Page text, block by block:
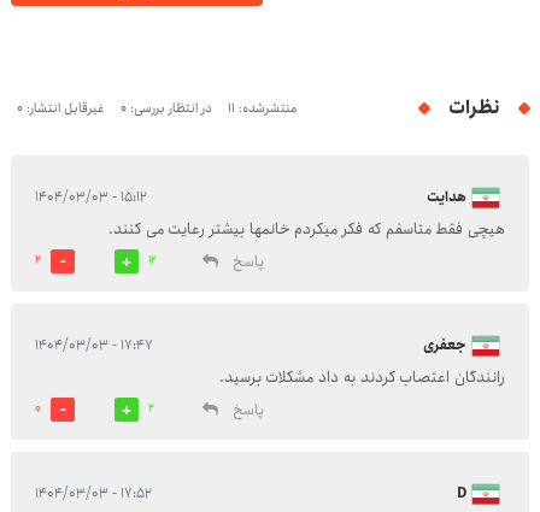
نظرات منتشرشده: 11 در انتظار بررسی: 0 غیرقابل انتشار: 0
هدایت ۱۵:۱۲ - ۱۴۰۴/۰۳/۰۳
هیچی فقط متاسفم که فکر میکردم خانمها بیشتر رعایت می کنند.
پاسخ
12
2
جعفری ۱۷:۴۷ - ۱۴۰۴/۰۳/۰۳
رانندگان اعتصاب کردند به داد مشکلات برسید.
پاسخ
2
0
D ۱۷:۵۲ - ۱۴۰۴/۰۳/۰۳